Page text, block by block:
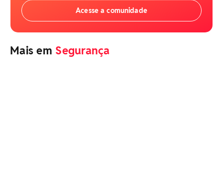
Acesse a comunidade
Mais em Segurança